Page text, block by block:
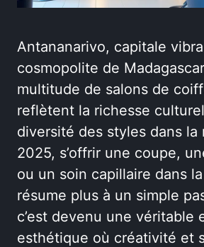
Antananarivo, capitale
cosmopolite de
multitude de salons de
reflètent la richesse
diversité des styles dans la
2025, s’offrir une coupe,
ou un soin capillaire dans
résume plus à un simple
c’est devenu une véritable
esthétique où créativité et